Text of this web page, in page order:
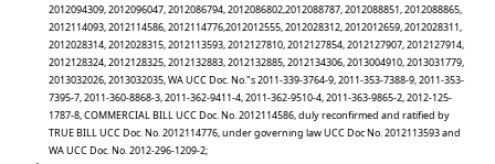
2012094309, 2012096047, 2012086794, 2012086802,2012088787, 2012088851, 2012088865,
2012114093, 2012114586, 2012114776,2012012555, 2012028312, 2012012659, 2012028311,
2012028314, 2012028315, 2012113593, 2012127810, 2012127854, 2012127907, 2012127914,
2012128324, 2012128325, 2012132883, 2012132885, 2012134306, 2013004910, 2013031779,
2013032026, 2013032035, WA UCC Doc. No."s 2011-339-3764-9, 2011-353-7388-9, 2011-353-
7395-7, 2011-360-8868-3, 2011-362-9411-4, 2011-362-9510-4, 2011-363-9865-2, 2012-125-
1787-8, COMMERCIAL BILL UCC Doc. No. 2012114586, duly reconfirmed and ratified by
TRUE BILL UCC Doc. No. 2012114776, under governing law UCC Doc No. 2012113593 and
WA UCC Doc. No. 2012-296-1209-2;